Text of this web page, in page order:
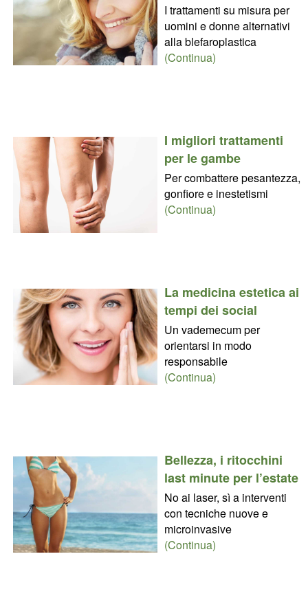
I trattamenti su misura per
uomini e donne alternativi
alla blefaroplastica
(Continua)
I migliori trattamenti
per le gambe
Per combattere pesantezza,
gonfiore e inestetismi
(Continua)
La medicina estetica ai
tempi dei social
Un vademecum per
orientarsi in modo
responsabile
(Continua)
Bellezza, i ritocchini
last minute per l’estate
No ai laser, sì a interventi
con tecniche nuove e
microinvasive
(Continua)